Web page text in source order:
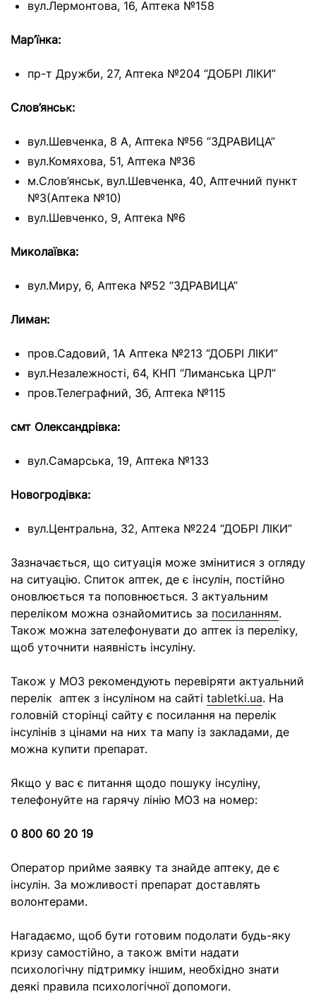
вул.Лермонтова, 16, Аптека №158
Мар’їнка:
пр-т Дружби, 27, Аптека №204 “ДОБРІ ЛІКИ”
Слов’янськ:
вул.Шевченка, 8 А, Аптека №56 “ЗДРАВИЦА”
вул.Комяхова, 51, Аптека №36
м.Слов’янськ, вул.Шевченка, 40, Аптечний пункт
№3(Аптека №10)
вул.Шевченко, 9, Аптека №6
Миколаївка:
вул.Миру, 6, Аптека №52 “ЗДРАВИЦА”
Лиман:
пров.Садовий, 1А Аптека №213 “ДОБРІ ЛІКИ”
вул.Незалежності, 64, КНП “Лиманська ЦРЛ”
пров.Телеграфний, 3б, Аптека №115
смт Олександрівка:
вул.Самарська, 19, Аптека №133
Новогродівка:
вул.Центральна, 32, Аптека №224 “ДОБРІ ЛІКИ”
Зазначається, що ситуація може змінитися з огляду
на ситуацію. Спиток аптек, де є інсулін, постійно
оновлюється та поповнюється. З актуальним
переліком можна ознайомитись за посиланням.
Також можна зателефонувати до аптек із переліку,
щоб уточнити наявність інсуліну.
Також у МОЗ рекомендують перевіряти актуальний
перелік аптек з інсуліном на сайті tabletki.ua. На
головній сторінці сайту є посилання на перелік
інсулінів з цінами на них та мапу із закладами, де
можна купити препарат.
Якщо у вас є питання щодо пошуку інсуліну,
телефонуйте на гарячу лінію МОЗ на номер:
0 800 60 20 19
Оператор прийме заявку та знайде аптеку, де є
інсулін. За можливості препарат доставлять
волонтерами.
Нагадаємо, щоб бути готовим подолати будь-яку
кризу самостійно, а також вміти надати
психологічну підтримку іншим, необхідно знати
деякі правила психологічної допомоги.